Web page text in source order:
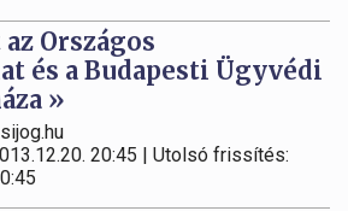
Országos
és a Budapesti Ügyvédi
»
20:45 | Utolsó frissítés: